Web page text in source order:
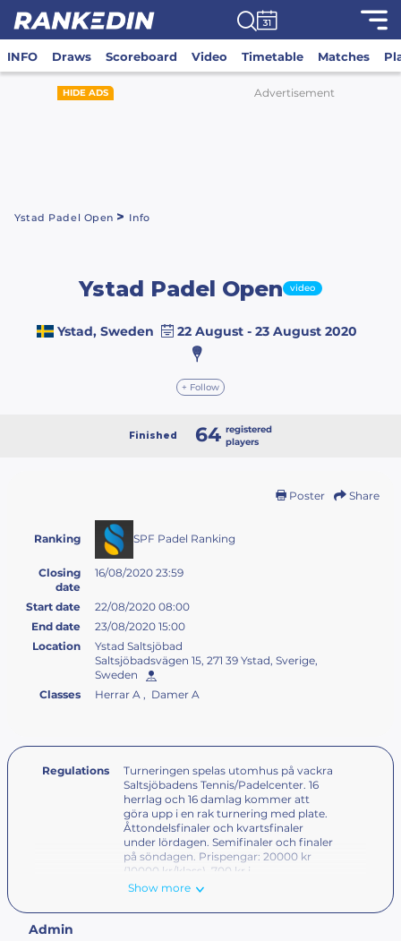
INFO Draws Scoreboard Video Timetable Matches
HIDE ADS Advertisement
Ystad Padel Open > Info
Ystad Padel Open video
Ystad, Sweden 22 August - 23 August 2020
+ Follow
Finished 64 registered
players
Poster Share
Ranking SPF Padel Ranking
Closing
date
16/08/2020 23:59
Start date
22/08/2020 08:00
End date
23/08/2020 15:00
Location
Ystad Saltsjöbad
Saltsjöbadsvägen 15, 271 39 Ystad, Sverige,
Sweden
Classes
Herrar A , Damer A
Regulations
Turneringen spelas utomhus på vackra
Saltsjöbadens Tennis/Padelcenter. 16
herrlag och 16 damlag kommer att
göra upp i en rak turnering med plate.
Åttondelsfinaler och kvartsfinaler
under lördagen. Semifinaler och finaler
på söndagen. Prispengar: 20000 kr
(10000 kr/klass), 700 kr i
anmälningsavgift/lag, via swish under
Show more
Admin